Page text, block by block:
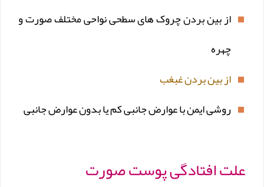
از بین بردن چروک های سطحی نواحی مختلف صورت و
چهره
از بین بردن غبغب
روشی ایمن با عوارض جانبی کم یا بدون عوارض جانبی
علت افتادگی پوست صورت